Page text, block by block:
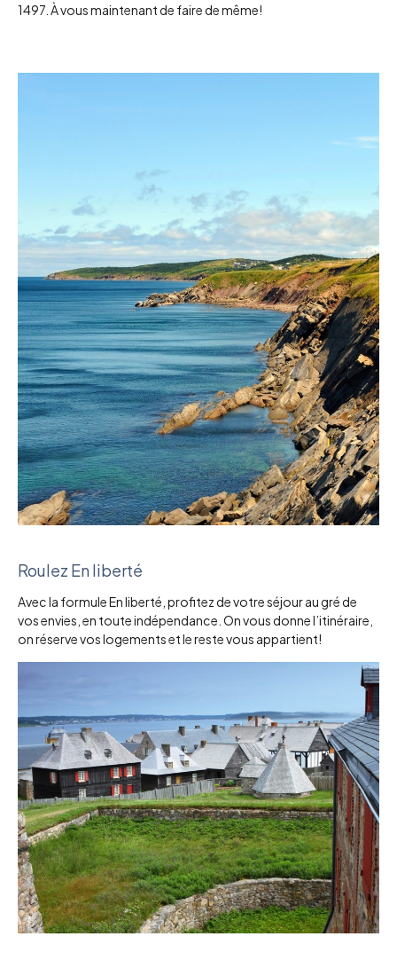
1497. À vous maintenant de faire de même!
Roulez En liberté
Avec la formule En liberté, profitez de votre séjour au gré de
vos envies, en toute indépendance. On vous donne l’itinéraire,
on réserve vos logements et le reste vous appartient!